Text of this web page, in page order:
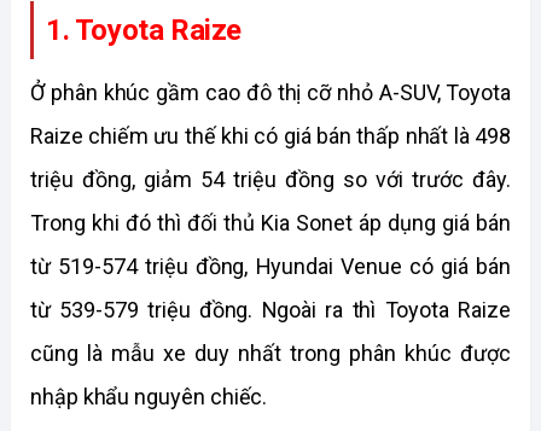
1. Toyota Raize
Ở phân khúc gầm cao đô thị cỡ nhỏ A-SUV, Toyota
Raize chiếm ưu thế khi có giá bán thấp nhất là 498
triệu đồng, giảm 54 triệu đồng so với trước đây.
Trong khi đó thì đối thủ Kia Sonet áp dụng giá bán
từ 519-574 triệu đồng, Hyundai Venue có giá bán
từ 539-579 triệu đồng. Ngoài ra thì Toyota Raize
cũng là mẫu xe duy nhất trong phân khúc được
nhập khẩu nguyên chiếc.